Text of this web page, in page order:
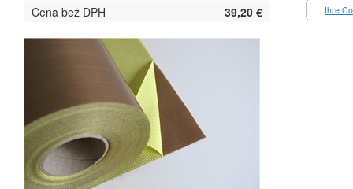
Cena bez DPH
39,20 € Ihre